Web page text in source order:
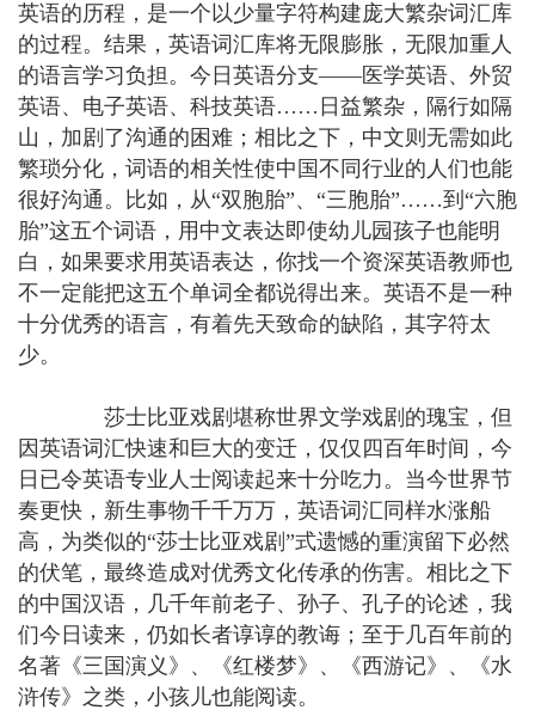
英语的历程，是一个以少量字符构建庞大繁杂词汇库
的过程。结果，英语词汇库将无限膨胀，无限加重人
的语言学习负担。今日英语分支——医学英语、外贸
英语、电子英语、科技英语……日益繁杂，隔行如隔
山，加剧了沟通的困难；相比之下，中文则无需如此
繁琐分化，词语的相关性使中国不同行业的人们也能
很好沟通。比如，从“双胞胎”、“三胞胎”……到“六胞
胎”这五个词语，用中文表达即使幼儿园孩子也能明
白，如果要求用英语表达，你找一个资深英语教师也
不一定能把这五个单词全都说得出来。英语不是一种
十分优秀的语言，有着先天致命的缺陷，其字符太
少。
莎士比亚戏剧堪称世界文学戏剧的瑰宝，但
因英语词汇快速和巨大的变迁，仅仅四百年时间，今
日已令英语专业人士阅读起来十分吃力。当今世界节
奏更快，新生事物千千万万，英语词汇同样水涨船
高，为类似的“莎士比亚戏剧”式遗憾的重演留下必然
的伏笔，最终造成对优秀文化传承的伤害。相比之下
的中国汉语，几千年前老子、孙子、孔子的论述，我
们今日读来，仍如长者谆谆的教诲；至于几百年前的
名著《三国演义》、《红楼梦》、《西游记》、《水
浒传》之类，小孩儿也能阅读。